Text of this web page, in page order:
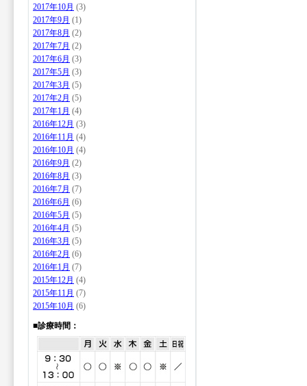
2017年10月 (3)
2017年9月 (1)
2017年8月 (2)
2017年7月 (2)
2017年6月 (3)
2017年5月 (3)
2017年3月 (5)
2017年2月 (5)
2017年1月 (4)
2016年12月 (3)
2016年11月 (4)
2016年10月 (4)
2016年9月 (2)
2016年8月 (3)
2016年7月 (7)
2016年6月 (6)
2016年5月 (5)
2016年4月 (5)
2016年3月 (5)
2016年2月 (6)
2016年1月 (7)
2015年12月 (4)
2015年11月 (7)
2015年10月 (6)
■診療時間：